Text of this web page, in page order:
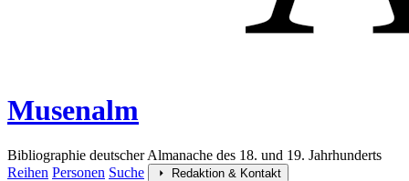
Musenalm
Bibliographie deutscher Almanache des 18. und 19. Jahrhunderts
Reihen Personen Suche Redaktion & Kontakt